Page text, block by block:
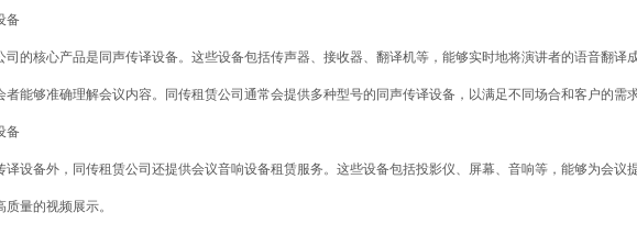
备
司的核心产品是同声传译设备。这些设备包括传声器、接收器、翻译机等，能够实时地将演讲者的语音翻译
者能够准确理解会议内容。同传租赁公司通常会提供多种型号的同声传译设备，以满足不同场合和客户的需求
备
译设备外，同传租赁公司还提供会议音响设备租赁服务。这些设备包括投影仪、屏幕、音响等，能够为会议
质量的视频展示。